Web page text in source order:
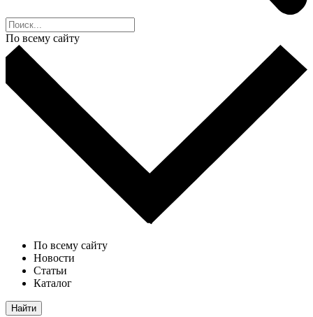
По всему сайту
По всему сайту
Новости
Статьи
Каталог
Найти